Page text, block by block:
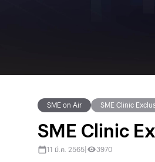
SME on Air SME Clinic
SME Clinic
11 มี.ค. 2565| 3970